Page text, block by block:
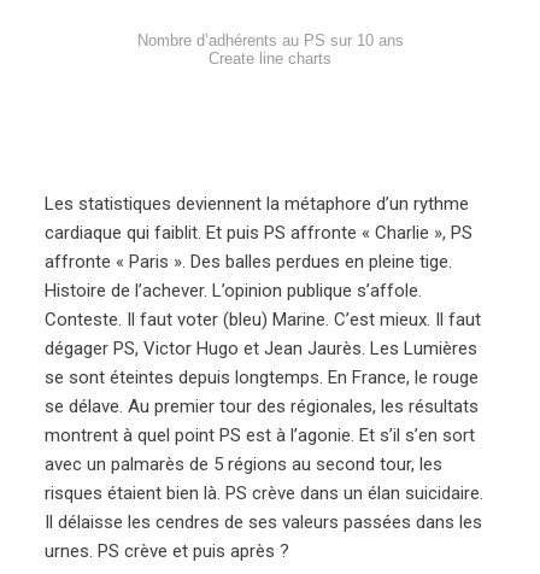
Nombre d’adhérents au PS sur 10 ans
Create line charts
Les statistiques deviennent la métaphore d’un rythme
cardiaque qui faiblit. Et puis PS affronte « Charlie », PS
affronte « Paris ». Des balles perdues en pleine tige.
Histoire de l’achever. L’opinion publique s’affole.
Conteste. Il faut voter (bleu) Marine. C’est mieux. Il faut
dégager PS, Victor Hugo et Jean Jaurès. Les Lumières
se sont éteintes depuis longtemps. En France, le rouge
se délave. Au premier tour des régionales, les résultats
montrent à quel point PS est à l’agonie. Et s’il s’en sort
avec un palmarès de 5 régions au second tour, les
risques étaient bien là. PS crève dans un élan suicidaire.
Il délaisse les cendres de ses valeurs passées dans les
urnes. PS crève et puis après ?